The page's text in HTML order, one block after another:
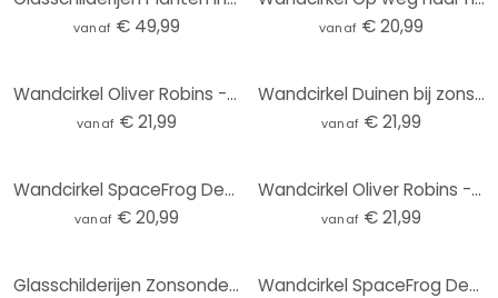
vanaf € 49,99 vanaf € 20,99
Wandcirkel Oliver Robins - Kleurrijke boerderij met dieren
vanaf € 21,99
Wandcirkel Duinen bij zonsondergang
vanaf € 21,99
Wandcirkel SpaceFrog Designs - Blauw & Goud Abstract
vanaf € 20,99
Wandcirkel Oliver Robins - Animals and Palm Trees
vanaf € 21,99
Glasschilderijen Zonsondergang - Rond Wandcirkel SpaceFrog Designs - Walvissen